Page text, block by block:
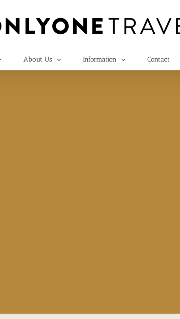
About Us Information Contact